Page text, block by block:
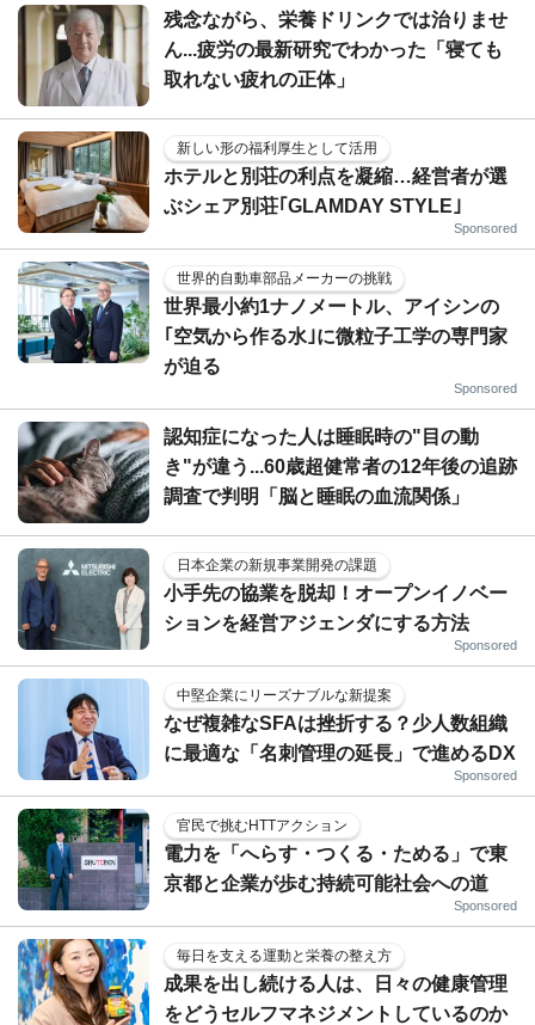
残念ながら、栄養ドリンクでは治りませ
ん...疲労の最新研究でわかった「寝ても
取れない疲れの正体」
新しい形の福利厚生として活用
ホテルと別荘の利点を凝縮…経営者が選
ぶシェア別荘｢GLAMDAY STYLE｣
Sponsored
世界的自動車部品メーカーの挑戦
世界最小約1ナノメートル、アイシンの
｢空気から作る水｣に微粒子工学の専門家
が迫る
Sponsored
認知症になった人は睡眠時の"目の動
き"が違う...60歳超健常者の12年後の追跡
調査で判明「脳と睡眠の血流関係」
日本企業の新規事業開発の課題
小手先の協業を脱却！オープンイノベー
ションを経営アジェンダにする方法
Sponsored
中堅企業にリーズナブルな新提案
なぜ複雑なSFAは挫折する？少人数組織
に最適な「名刺管理の延長」で進めるDX
Sponsored
官民で挑むHTTアクション
電力を「へらす・つくる・ためる」で東
京都と企業が歩む持続可能社会への道
Sponsored
毎日を支える運動と栄養の整え方
成果を出し続ける人は、日々の健康管理
をどうセルフマネジメントしているのか